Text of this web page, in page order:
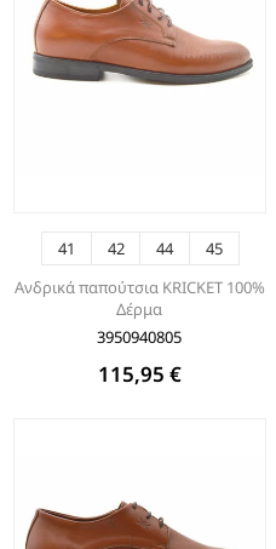
41 42 44
45
Ανδρικά παπούτσια KRICKET 100%
Δέρμα
3950940805
115,95 €